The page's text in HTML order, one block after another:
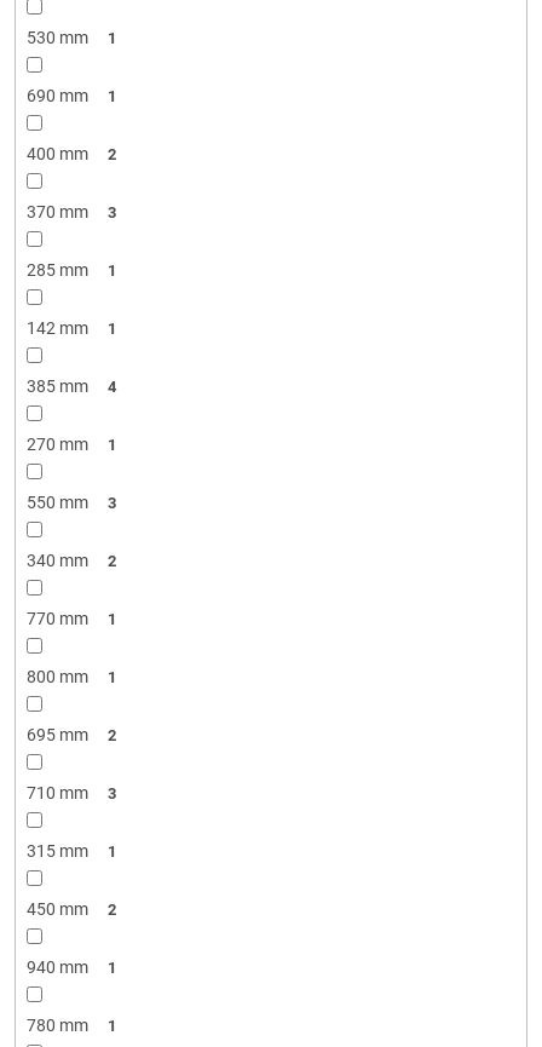
530 mm 1
690 mm 1
400 mm 2
370 mm 3
285 mm 1
142 mm 1
385 mm 4
270 mm 1
550 mm 3
340 mm 2
770 mm 1
800 mm 1
695 mm 2
710 mm 3
315 mm 1
450 mm 2
940 mm 1
780 mm 1